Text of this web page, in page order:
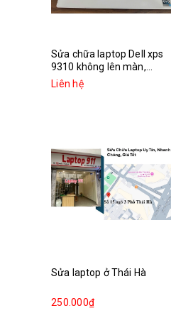
Sửa chữa laptop Dell xps
9310 không lên màn,...
Liên hệ
Sửa laptop ở Thái Hà
250.000₫